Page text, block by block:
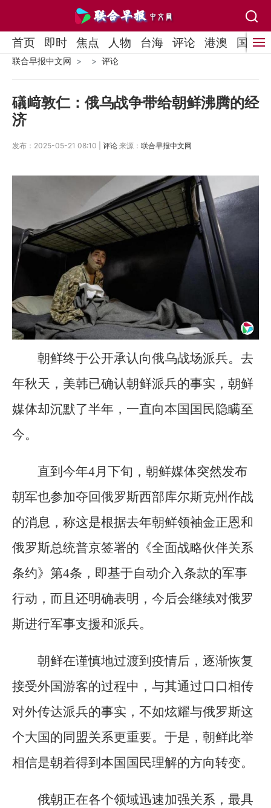
首页 即时 焦点 人物 台海 评论 港澳 国际
联合早报中文网 评论
礒﨑敦仁：俄乌战争带给朝鲜沸腾的经
济
发布：2025-05-21 08:10 | 评论 来源： 联合早报中文网
朝鲜终于公开承认向俄乌战场派兵。去
年秋天，美韩已确认朝鲜派兵的事实，朝鲜
媒体却沉默了半年，一直向本国国民隐瞒至
今。
直到今年4月下旬，朝鲜媒体突然发布
朝军也参加夺回俄罗斯西部库尔斯克州作战
的消息，称这是根据去年朝鲜领袖金正恩和
俄罗斯总统普京签署的《全面战略伙伴关系
条约》第4条，即基于自动介入条款的军事
行动，而且还明确表明，今后会继续对俄罗
斯进行军事支援和派兵。
朝鲜在谨慎地过渡到疫情后，逐渐恢复
接受外国游客的过程中，与其通过口口相传
对外传达派兵的事实，不如炫耀与俄罗斯这
个大国的同盟关系更重要。于是，朝鲜此举
相信是朝着得到本国国民理解的方向转变。
俄朝正在各个领域迅速加强关系，最具